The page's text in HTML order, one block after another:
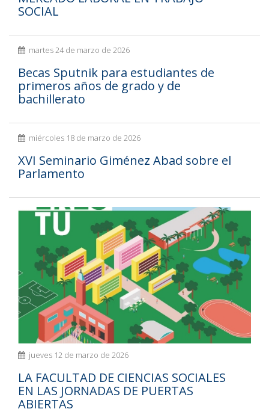
SOCIAL
martes 24 de marzo de 2026
Becas Sputnik para estudiantes de
primeros años de grado y de
bachillerato
miércoles 18 de marzo de 2026
XVI Seminario Giménez Abad sobre el
Parlamento
jueves 12 de marzo de 2026
LA FACULTAD DE CIENCIAS SOCIALES
EN LAS JORNADAS DE PUERTAS
ABIERTAS